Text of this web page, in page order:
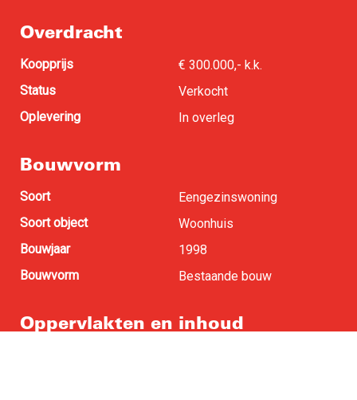
Overdracht
Koopprijs
€ 300.000,- k.k.
Status
Verkocht
Oplevering
In overleg
Bouwvorm
Soort
Eengezinswoning
Soort object
Woonhuis
Bouwjaar
1998
Bouwvorm
Bestaande bouw
Oppervlakten en inhoud